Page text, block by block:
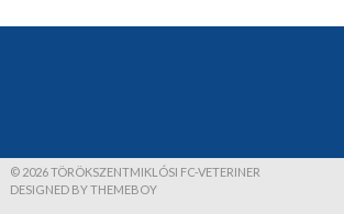
© 2026 TÖRÖKSZENTMIKLÓSI FC-VETERINER
DESIGNED BY THEMEBOY